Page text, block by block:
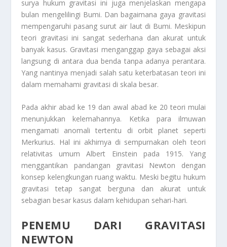
surya hukum gravitasi ini juga menjelaskan mengapa
bulan mengelilingi Bumi. Dan bagaimana gaya gravitasi
mempengaruhi pasang surut air laut di Bumi. Meskipun
teori gravitasi ini sangat sederhana dan akurat untuk
banyak kasus. Gravitasi menganggap gaya sebagai aksi
langsung di antara dua benda tanpa adanya perantara.
Yang nantinya menjadi salah satu keterbatasan teori ini
dalam memahami gravitasi di skala besar.
Pada akhir abad ke 19 dan awal abad ke 20 teori mulai
menunjukkan kelemahannya. Ketika para ilmuwan
mengamati anomali tertentu di orbit planet seperti
Merkurius. Hal ini akhirnya di sempurnakan oleh teori
relativitas umum Albert Einstein pada 1915. Yang
menggantikan pandangan gravitasi Newton dengan
konsep kelengkungan ruang waktu. Meski begitu hukum
gravitasi tetap sangat berguna dan akurat untuk
sebagian besar kasus dalam kehidupan sehari-hari.
PENEMU DARI GRAVITASI
NEWTON